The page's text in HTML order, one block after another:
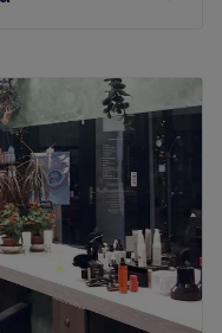
–18:00
09:00–18:00
09:00 –18:00
09:00 –18:00
08:00
17:00
Κλειστό
είναι ένας
εμπειρία